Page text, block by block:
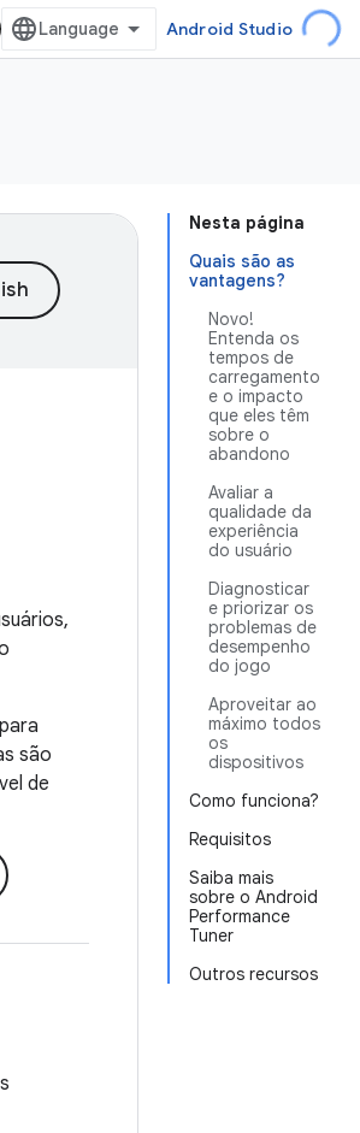
Android Studio
Nesta página
Quais são as
vantagens?
Novo!
Entenda os
tempos de
carregamento
e o impacto
que eles têm
sobre o
abandono
Avaliar a
qualidade da
experiência
do usuário
Diagnosticar
e priorizar os
problemas de
desempenho
do jogo
Aproveitar ao
máximo todos
os
dispositivos
Como funciona?
Requisitos
Saiba mais
sobre o Android
Performance
Tuner
Outros recursos
são
de